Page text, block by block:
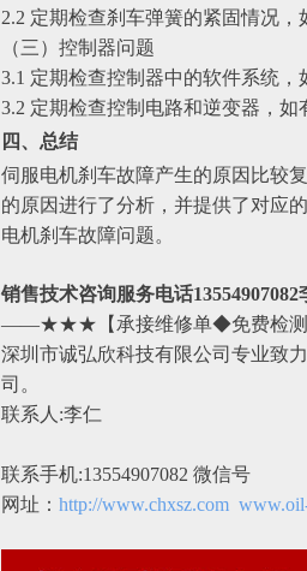
2.2 定期检查刹车弹簧的紧固情况，
（三）控制器问题
3.1 定期检查控制器中的软件系统，
3.2 定期检查控制电路和逆变器，如
四、总结
伺服电机刹车故障产生的原因比较
的原因进行了分析，并提供了对应
电机刹车故障问题。
销售技术咨询服务电话13554907082
——★★★【承接维修单◆免费检
深圳市诚弘欣科技有限公司专业致
司。
联系人:李仁
联系手机:13554907082 微信号
网址： http://www.chxsz.com